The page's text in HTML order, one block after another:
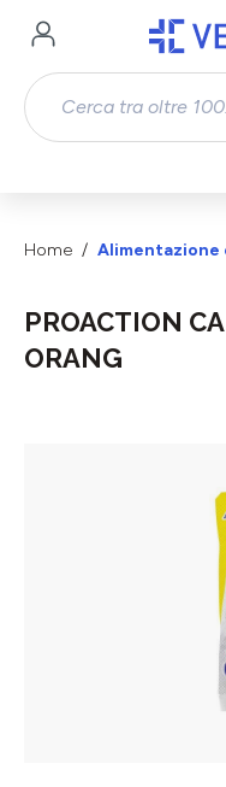
Passa al contenuto
Home
PROACTION
ORANG